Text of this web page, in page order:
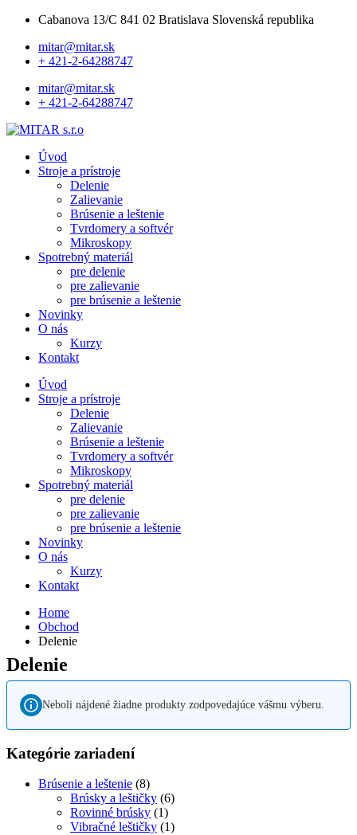
Cabanova 13/C 841 02 Bratislava Slovenská republika
mitar@mitar.sk
+ 421-2-64288747
mitar@mitar.sk
+ 421-2-64288747
Úvod
Stroje a prístroje
Delenie
Zalievanie
Brúsenie a leštenie
Tvrdomery a softvér
Mikroskopy
Spotrebný materiál
pre delenie
pre zalievanie
pre brúsenie a leštenie
Novinky
O nás
Kurzy
Kontakt
Úvod
Stroje a prístroje
Delenie
Zalievanie
Brúsenie a leštenie
Tvrdomery a softvér
Mikroskopy
Spotrebný materiál
pre delenie
pre zalievanie
pre brúsenie a leštenie
Novinky
O nás
Kurzy
Kontakt
Home
Obchod
Delenie
Delenie
Neboli nájdené žiadne produkty zodpovedajúce vášmu výberu.
Kategórie zariadení
Brúsenie a leštenie (8)
Brúsky a leštičky (6)
Rovinné brúsky (1)
Vibračné leštičky (1)